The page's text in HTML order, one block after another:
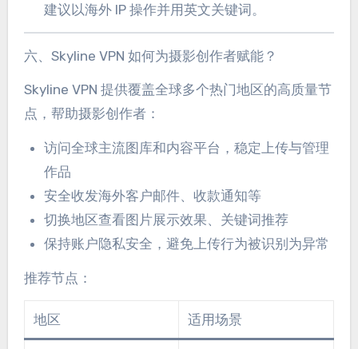
建议以海外 IP 操作并用英文关键词。
六、Skyline VPN 如何为摄影创作者赋能？
Skyline VPN 提供覆盖全球多个热门地区的高质量节
点，帮助摄影创作者：
访问全球主流图库和内容平台，稳定上传与管理
作品
安全收发海外客户邮件、收款通知等
切换地区查看图片展示效果、关键词推荐
保持账户隐私安全，避免上传行为被识别为异常
推荐节点：
地区 适用场景